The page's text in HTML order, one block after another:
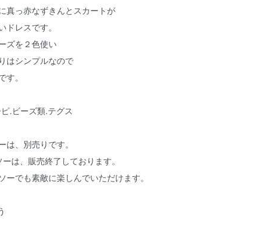
真っ赤なずきんとスカートが
ドレスです。
ズを２色使い
はシンプルなので
。
.ビーズ類.テグス
は、別売りです。
は、販売終了しております。
ーでも素敵に楽しんでいただけます。